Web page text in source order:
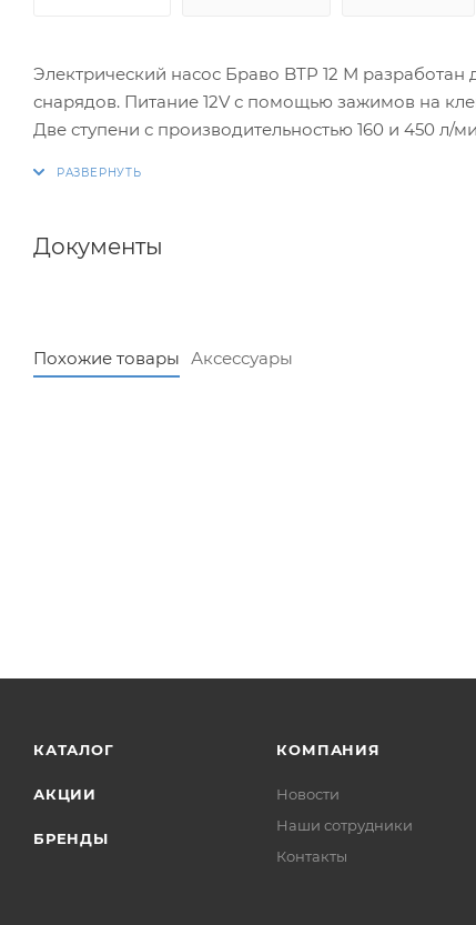
Электрический насос Браво BТP 12 М
снарядов. Питание 12V с помощью зажимов на
Две ступени с производительностью 160 и 450 л/
Режим скачивания – да
Комплектация:
- инструкция на русском языке,
Документы
Похожие товары Аксессуары
КАТАЛОГ
АКЦИИ
БРЕНДЫ
КОМПАНИЯ
Новости
Наши сотрудники
Контакты